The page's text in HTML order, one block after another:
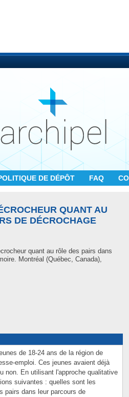
DE DÉPÔT FAQ
QUANT AU
DE DÉCROCHAGE
quant au rôle des pairs dans
Montréal (Québec, Canada),
de 18-24 ans de la région de
emploi. Ces jeunes avaient déjà
non. En utilisant l'approche qualitative
suivantes : quelles sont les
pairs dans leur parcours de